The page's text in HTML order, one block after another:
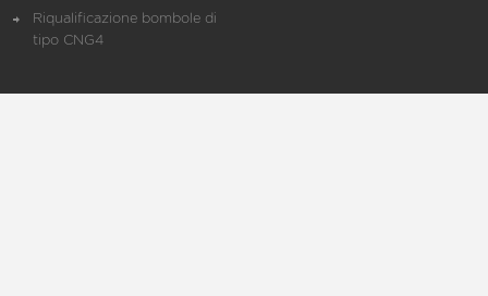
Riqualificazione bombole di
tipo CNG4